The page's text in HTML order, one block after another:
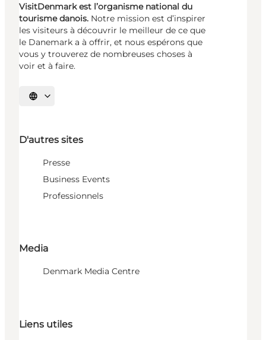
VisitDenmark est l’organisme national du
tourisme danois. Notre mission est d’inspirer
les visiteurs à découvrir le meilleur de ce que
le Danemark a à offrir, et nous espérons que
vous y trouverez de nombreuses choses à
voir et à faire.
Choisissez la langue
D'autres sites
Presse
Business Events
Professionnels
Media
Denmark Media Centre
Liens utiles